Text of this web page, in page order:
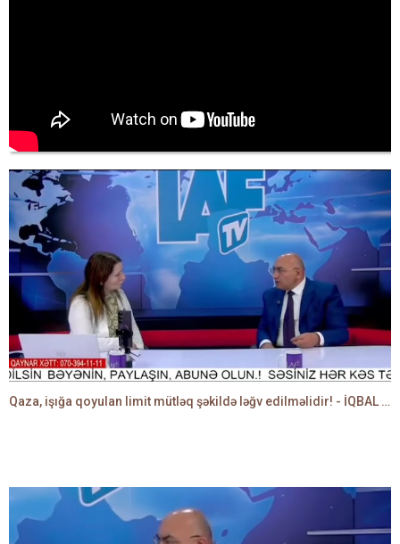
Qaza, işığa qoyulan limit mütləq şəkildə ləğv edilməlidir! - İQBAL AĞAZADƏ